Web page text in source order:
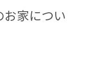
お家につい